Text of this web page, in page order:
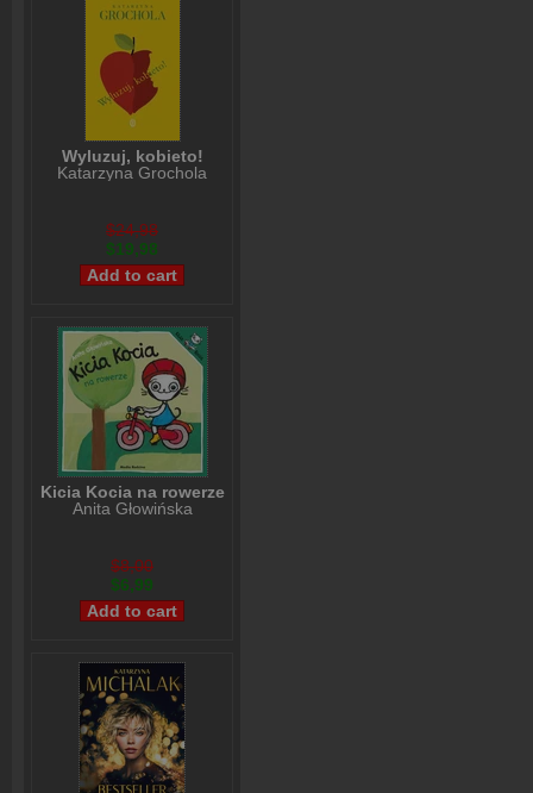
Wyluzuj, kobieto!
Katarzyna Grochola
$24,98
$19,98
Kicia Kocia na rowerze
Anita Głowińska
$8,00
$6,99